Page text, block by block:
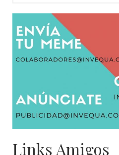
Links Amigos